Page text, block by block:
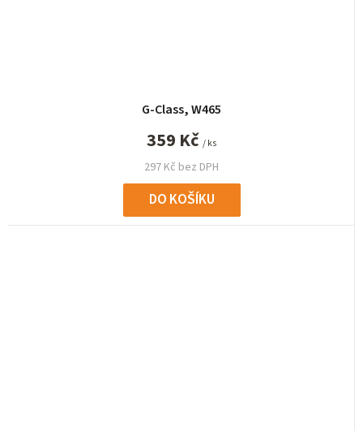
G-Class, W465
297 Kč bez DPH
359 Kč / ks
DO KOŠÍKU